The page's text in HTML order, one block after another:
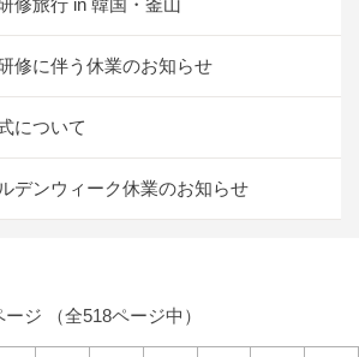
修旅行 in 韓国・釜山
修に伴う休業のお知らせ
について
デンウィーク休業のお知らせ
ージ （全518ページ中）